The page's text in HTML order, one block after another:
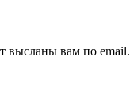
высланы вам по email.